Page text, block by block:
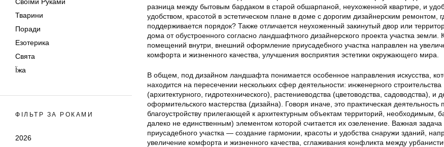
Тварини
Поради
Езотерика
Свята
Їжа
ФІЛЬТР ЗА РОКАМИ
2026
разница между бытовым бардаком в старой обшарпаной, неухоженной квартире, и
удобством, красотой в эстетическом плане в доме с дорогим дизайнерским ремонтом,
поддерживается порядок? Также отличается неухоженный закинутый двор или
дома от обустроенного согласно ландшафтного дизайнерского проекта участка земли.
помещений внутри, внешний оформление приусадебного участка направлен на
комфорта и жизненного качества, улучшения восприятия эстетики окружающего мира.
В общем, под дизайном ландшафта понимается особенное направления искусства,
находится на пересечении нескольких сфер деятельности: инженерного строительства
(архитектурного, гидротехнического), растениеводства (цветоводства, садоводства), и
оформительского мастерства (дизайна). Говоря иначе, это практическая деятельность
благоустройству прилегающей к архитектурным объектам территорий, необходимым,
далеко не единственным) элементом которой считается их озеленение. Важная
приусадебного участка — создание гармонии, красоты и удобства снаружи зданий,
увеличение комфорта и жизненного качества, сглаживания конфликта между